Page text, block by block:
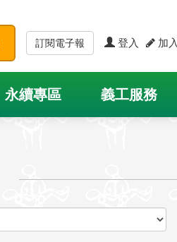
訂閱電子報 登入 加
永續專區 義工服務